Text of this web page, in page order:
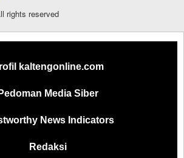
rights reserved
kaltengonline.com
Pedoman Media Siber
News Indicators
Redaksi